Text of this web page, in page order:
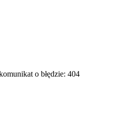
o błędzie: 404